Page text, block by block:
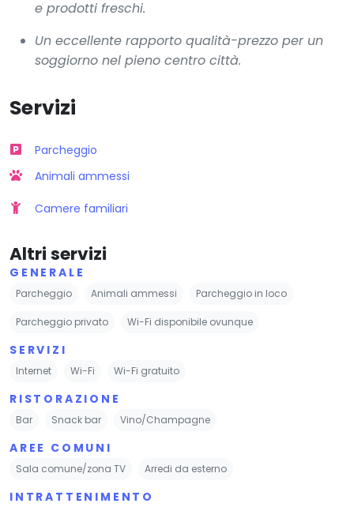
e prodotti freschi.
Un eccellente rapporto qualità-prezzo per un
soggiorno nel pieno centro città.
Servizi
Parcheggio
Animali ammessi
Camere familiari
Altri servizi
GENERALE
Parcheggio Animali ammessi Parcheggio in loco
Parcheggio privato Wi-Fi disponibile ovunque
SERVIZI
Internet Wi-Fi Wi-Fi gratuito
RISTORAZIONE
Bar Snack bar Vino/Champagne
AREE COMUNI
Sala comune/zona TV Arredi da esterno
INTRATTENIMENTO